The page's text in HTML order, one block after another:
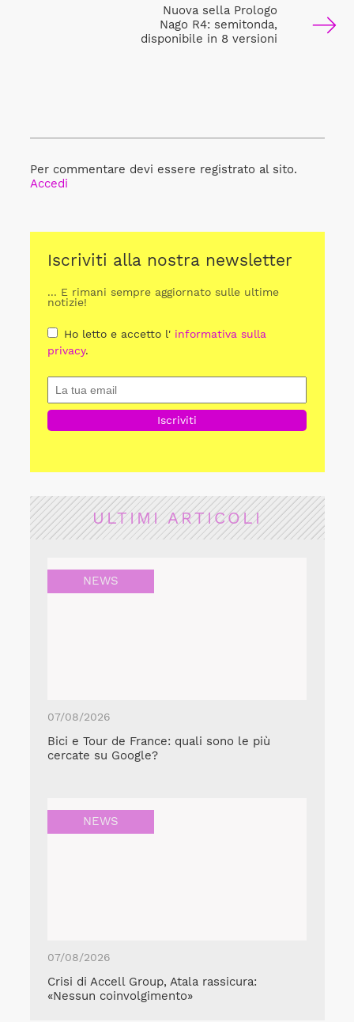
Nuova sella Prologo
Nago R4: semitonda,
disponibile in 8 versioni
Per commentare devi essere registrato al sito.
Accedi
Iscriviti alla nostra newsletter
... E rimani sempre aggiornato sulle ultime
notizie!
Ho letto e accetto l' informativa sulla
privacy.
ULTIMI ARTICOLI
NEWS
07/08/2026
Bici e Tour de France: quali sono le più
cercate su Google?
NEWS
07/08/2026
Crisi di Accell Group, Atala rassicura:
«Nessun coinvolgimento»